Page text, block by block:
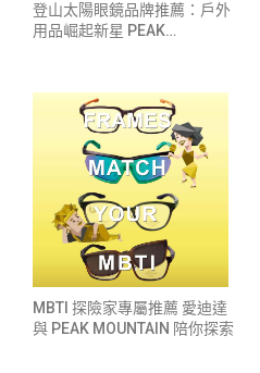
登山太陽眼鏡品牌推薦：戶外
用品崛起新星 PEAK
MBTI 探險家專屬推薦 愛迪達
與 PEAK MOUNTAIN 陪你探索